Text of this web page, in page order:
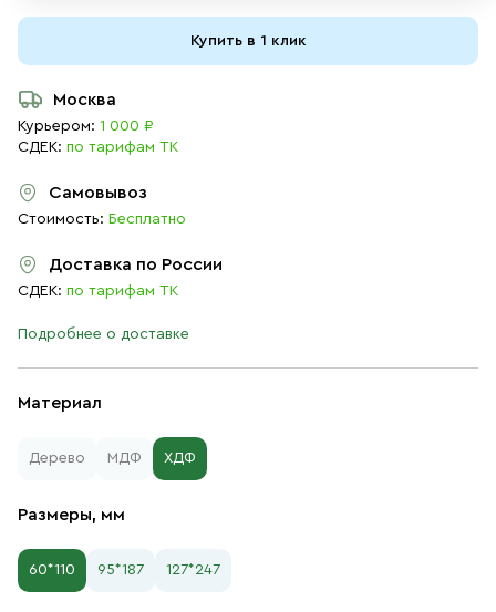
Материал
Дерево МДФ ХДФ
Размеры, мм
60*110 95*187 127*247
Купить в 1 клик
Москва
Курьером: 1 000 ₽
СДЕК: по тарифам ТК
Самовывоз
Стоимость: Бесплатно
Доставка по России
СДЕК: по тарифам ТК
Подробнее о доставке